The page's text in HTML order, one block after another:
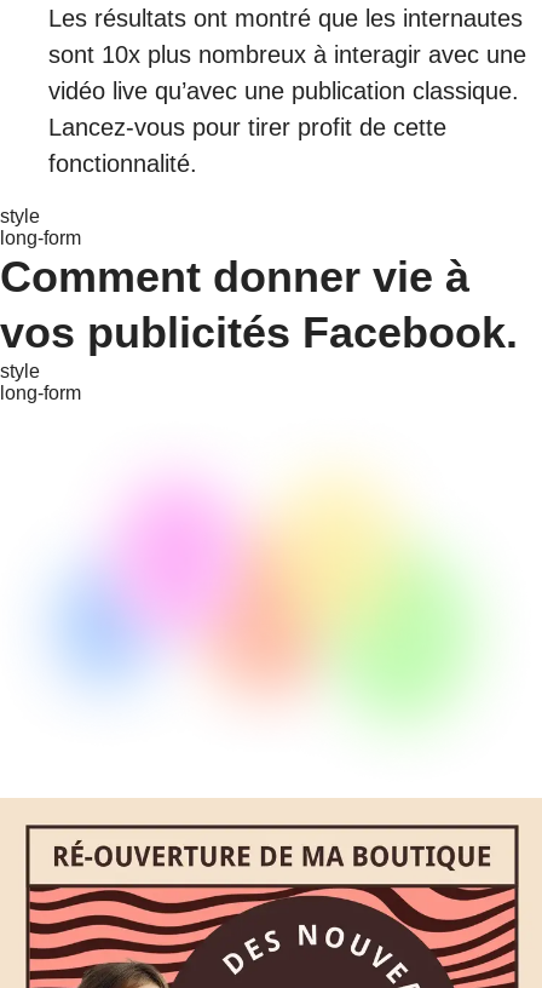
Les résultats ont montré que les internautes
sont 10x plus nombreux à interagir avec une
vidéo live qu’avec une publication classique.
Lancez-vous pour tirer profit de cette
fonctionnalité.
style
long-form
Comment donner vie à
vos publicités Facebook.
style
long-form